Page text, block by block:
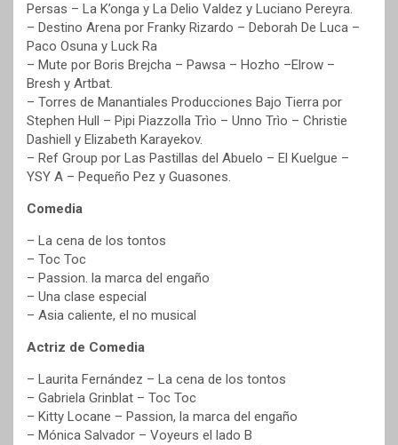
Persas – La K’onga y La Delio Valdez y Luciano Pereyra.
– Destino Arena por Franky Rizardo – Deborah De Luca –
Paco Osuna y Luck Ra
– Mute por Boris Brejcha – Pawsa – Hozho –Elrow –
Bresh y Artbat.
– Torres de Manantiales Producciones Bajo Tierra por
Stephen Hull – Pipi Piazzolla Trìo – Unno Trìo – Christie
Dashiell y Elizabeth Karayekov.
– Ref Group por Las Pastillas del Abuelo – El Kuelgue –
YSY A – Pequeño Pez y Guasones.
Comedia
– La cena de los tontos
– Toc Toc
– Passion. la marca del engaño
– Una clase especial
– Asia caliente, el no musical
Actriz de Comedia
– Laurita Fernández – La cena de los tontos
– Gabriela Grinblat – Toc Toc
– Kitty Locane – Passion, la marca del engaño
– Mónica Salvador – Voyeurs el lado B